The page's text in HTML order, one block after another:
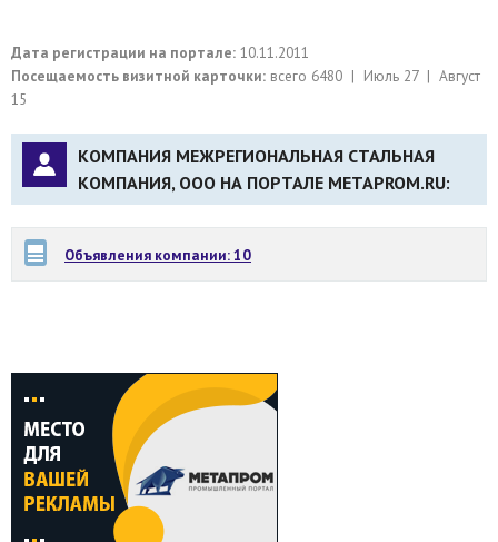
Дата регистрации на портале: 10.11.2011
Посещаемость визитной карточки: всего 6480 | Июль 27 | Август
15
КОМПАНИЯ МЕЖРЕГИОНАЛЬНАЯ СТАЛЬНАЯ
КОМПАНИЯ, ООО НА ПОРТАЛЕ METAPROM.RU:
Объявления компании: 10